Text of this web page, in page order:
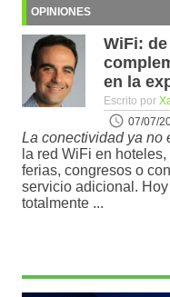
OPINIONES
WiFi:
en la
Escrito por
07/07/
La conectividad ya no
la red WiFi en
ferias, congresos o
servicio adicional.
totalmente ...